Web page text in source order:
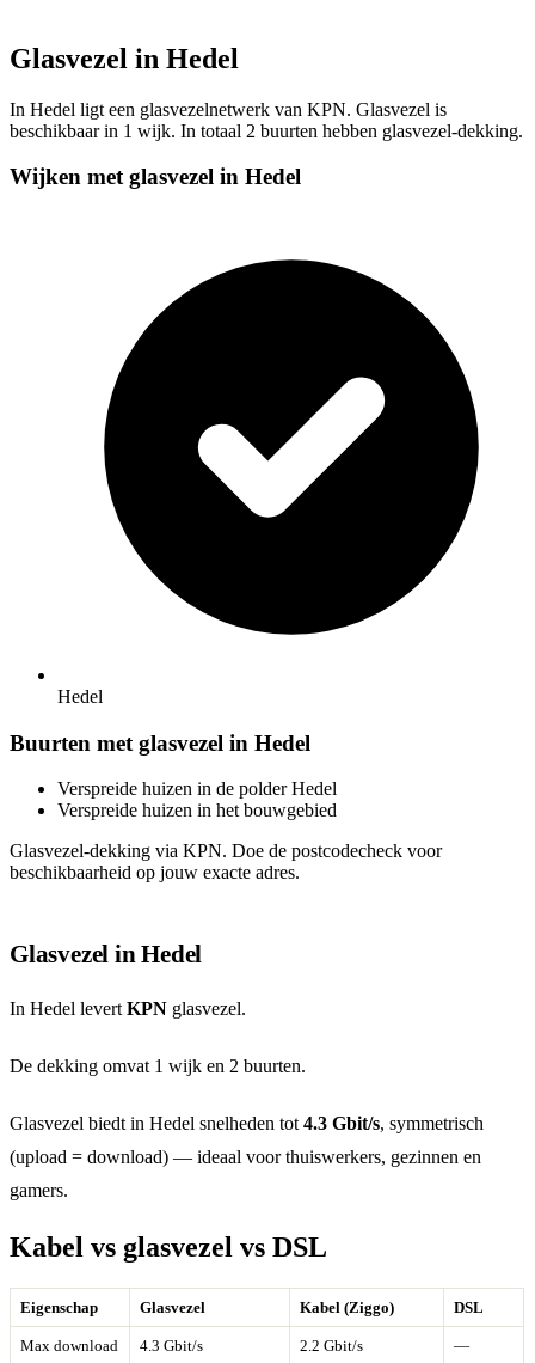
Glasvezel in Hedel
In Hedel ligt een glasvezelnetwerk van KPN. Glasvezel is
beschikbaar in 1 wijk. In totaal 2 buurten hebben glasvezel-dekking.
Wijken met glasvezel in Hedel
Hedel
Buurten met glasvezel in Hedel
Verspreide huizen in de polder Hedel
Verspreide huizen in het bouwgebied
Glasvezel-dekking via KPN. Doe de postcodecheck voor
beschikbaarheid op jouw exacte adres.
Glasvezel in Hedel
In Hedel levert KPN glasvezel.
De dekking omvat 1 wijk en 2 buurten.
Glasvezel biedt in Hedel snelheden tot 4.3 Gbit/s, symmetrisch
(upload = download) — ideaal voor thuiswerkers, gezinnen en
gamers.
Kabel vs glasvezel vs DSL
Eigenschap Glasvezel Kabel (Ziggo) DSL
Max download 4.3 Gbit/s 2.2 Gbit/s —